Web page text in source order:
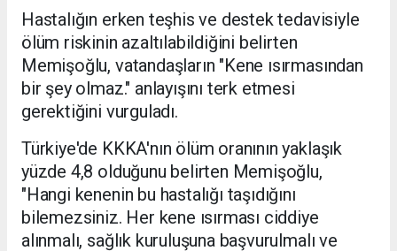
Hastalığın erken teşhis ve destek tedavisiyle
ölüm riskinin azaltılabildiğini belirten
Memişoğlu, vatandaşların "Kene ısırmasından
bir şey olmaz." anlayışını terk etmesi
gerektiğini vurguladı.
Türkiye'de KKKA'nın ölüm oranının yaklaşık
yüzde 4,8 olduğunu belirten Memişoğlu,
"Hangi kenenin bu hastalığı taşıdığını
bilemezsiniz. Her kene ısırması ciddiye
alınmalı, sağlık kuruluşuna başvurulmalı ve